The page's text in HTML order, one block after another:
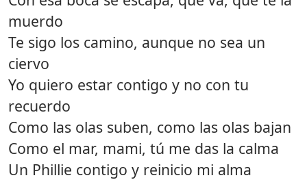
muerdo
Te sigo los camino, aunque no sea un
ciervo
Yo quiero estar contigo y no con tu
recuerdo
Como las olas suben, como las olas bajan
Como el mar, mami, tú me das la calma
Un Phillie contigo y reinicio mi alma